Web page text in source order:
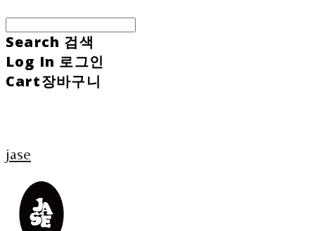
Search 검색
Log In 로그인
Cart장바구니
jase